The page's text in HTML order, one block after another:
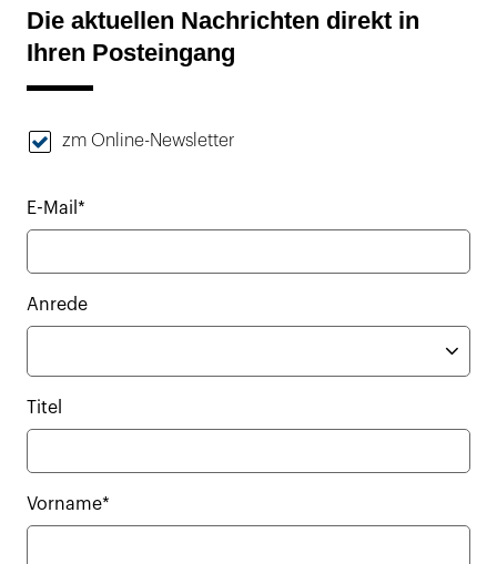
Die aktuellen Nachrichten direkt in
Ihren Posteingang
zm Online-Newsletter
E-Mail*
Anrede
Titel
Vorname*